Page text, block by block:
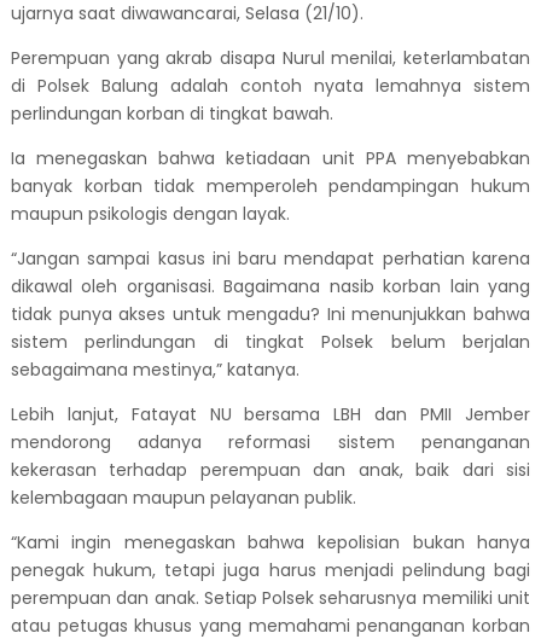
ujarnya saat diwawancarai, Selasa (21/10).
Perempuan yang akrab disapa Nurul menilai, keterlambatan
di Polsek Balung adalah contoh nyata lemahnya sistem
perlindungan korban di tingkat bawah.
Ia menegaskan bahwa ketiadaan unit PPA menyebabkan
banyak korban tidak memperoleh pendampingan hukum
maupun psikologis dengan layak.
“Jangan sampai kasus ini baru mendapat perhatian karena
dikawal oleh organisasi. Bagaimana nasib korban lain yang
tidak punya akses untuk mengadu? Ini menunjukkan bahwa
sistem perlindungan di tingkat Polsek belum berjalan
sebagaimana mestinya,” katanya.
Lebih lanjut, Fatayat NU bersama LBH dan PMII Jember
mendorong adanya reformasi sistem penanganan
kekerasan terhadap perempuan dan anak, baik dari sisi
kelembagaan maupun pelayanan publik.
“Kami ingin menegaskan bahwa kepolisian bukan hanya
penegak hukum, tetapi juga harus menjadi pelindung bagi
perempuan dan anak. Setiap Polsek seharusnya memiliki unit
atau petugas khusus yang memahami penanganan korban